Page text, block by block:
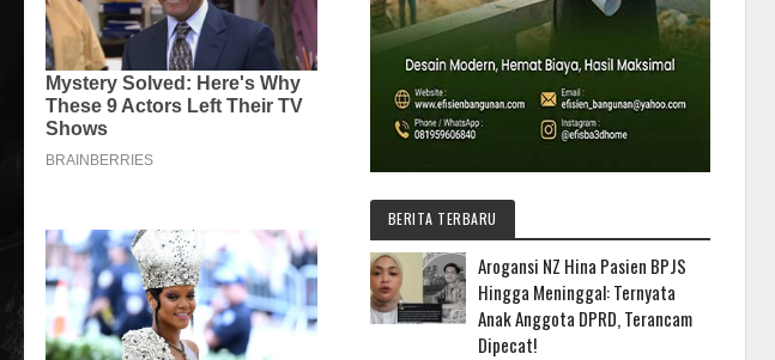
BERITA TERBARU
Arogansi NZ Hina Pasien BPJS
Hingga Meninggal: Ternyata
Anak Anggota DPRD, Terancam
Dipecat!